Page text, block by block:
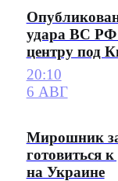
удара ВС РФ
центру под
20:10
6 АВГ
Мирошник
готовиться
на Украине